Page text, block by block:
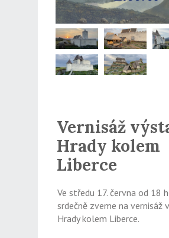
Vernisáž
Hrady kolem
Liberce
Ve středu 17. června od 18
srdečně zveme na vernisáž
Hrady kolem Liberce.